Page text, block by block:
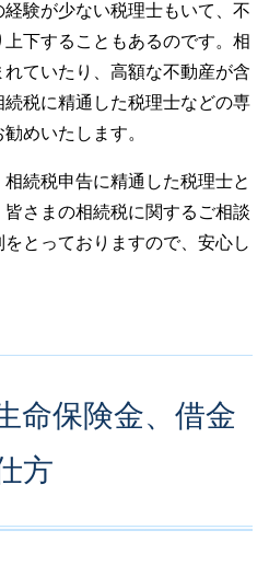
験が少ない税理士もいて、不
下することもあるのです。相
ていたり、高額な不動産が含
税に精通した税理士などの専
めいたします。
続税申告に精通した税理士と
さまの相続税に関するご相談
とっておりますので、安心し
命保険金、借金
方